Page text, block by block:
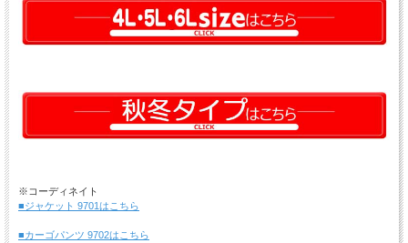
※コーディネイト
■ジャケット 9701はこちら
■カーゴパンツ 9702はこちら